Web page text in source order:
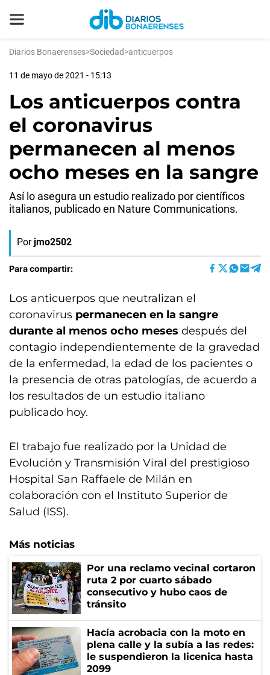
Diarios Bonaerenses>Sociedad>anticuerpos
11 de mayo de 2021 - 15:13
Los anticuerpos contra
el coronavirus
permanecen al menos
ocho meses en la sangre
Así lo asegura un estudio realizado por científicos
italianos, publicado en Nature Communications.
Por jmo2502
Para compartir:
Los anticuerpos que neutralizan el
coronavirus permanecen en la sangre
durante al menos ocho meses después del
contagio independientemente de la gravedad
de la enfermedad, la edad de los pacientes o
la presencia de otras patologías, de acuerdo a
los resultados de un estudio italiano
publicado hoy.
El trabajo fue realizado por la Unidad de
Evolución y Transmisión Viral del prestigioso
Hospital San Raffaele de Milán en
colaboración con el Instituto Superior de
Salud (ISS).
Más noticias
Por una reclamo vecinal cortaron
ruta 2 por cuarto sábado
consecutivo y hubo caos de
tránsito
Hacía acrobacia con la moto en
plena calle y la subía a las redes:
le suspendieron la licenica hasta
2099